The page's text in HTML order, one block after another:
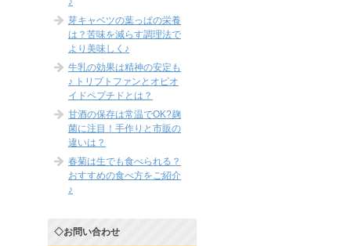
芽キャベツの葉っぱの栄養
は？苦味を減らす調理法で
より美味しく♪
牛乳の効果は精神の安定も
♪ トリプトファンとオピオ
イドペプチドとは？
甘酒の保存は常温でOK?麹
菌に注目！手作りと市販の
違いは？
春菊は生でも食べられる？
おすすめの食べ方をご紹介
♪
◇お問い合わせ